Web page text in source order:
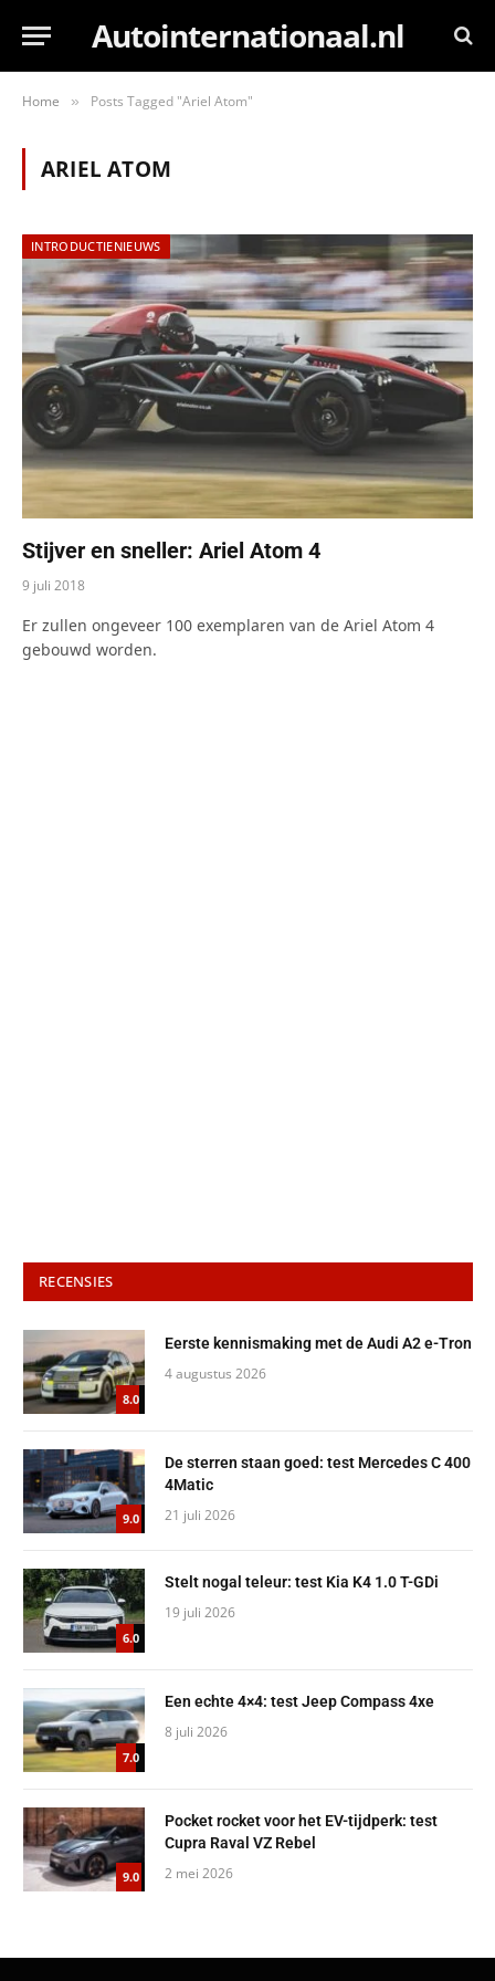
Autointernationaal.nl
Home » Posts Tagged "Ariel Atom"
ARIEL ATOM
INTRODUCTIENIEUWS
Stijver en sneller: Ariel Atom 4
9 juli 2018
Er zullen ongeveer 100 exemplaren van de Ariel Atom 4
gebouwd worden.
RECENSIES
8.0
Eerste kennismaking met de Audi A2 e-Tron
4 augustus 2026
9.0
De sterren staan goed: test Mercedes C 400
4Matic
21 juli 2026
6.0
Stelt nogal teleur: test Kia K4 1.0 T-GDi
19 juli 2026
7.0
Een echte 4×4: test Jeep Compass 4xe
8 juli 2026
9.0
Pocket rocket voor het EV-tijdperk: test
Cupra Raval VZ Rebel
2 mei 2026